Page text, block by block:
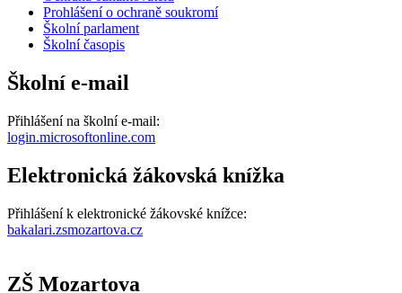
Prohlášení o ochraně soukromí
Školní parlament
Školní časopis
Školní e-mail
Přihlášení na školní e-mail:
login.microsoftonline.com
Elektronická žákovská knížka
Přihlášení k elektronické žákovské knížce:
bakalari.zsmozartova.cz
ZŠ Mozartova